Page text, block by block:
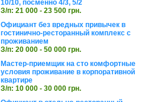
10/10, посменно 4/3, 5/2
З/п: 21 000 - 23 500 грн.
Официант без вредных привычек в
гостинично-ресторанный комплекс с
проживанием
З/п: 20 000 - 50 000 грн.
Мастер-приемщик на сто комфортные
условия проживание в корпоративной
квартире
З/п: 10 000 - 30 000 грн.